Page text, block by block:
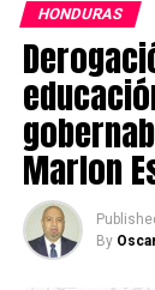
HONDURAS
Marlon
By